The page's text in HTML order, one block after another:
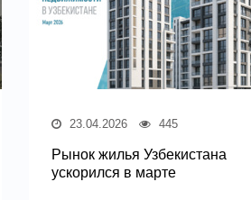
23.04.2026 445
Рынок жилья Узбекистана
ускорился в марте